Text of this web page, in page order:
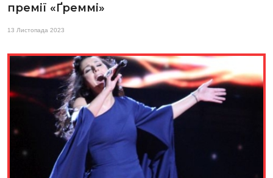
премії «Ґреммі»
13 Листопада 2023